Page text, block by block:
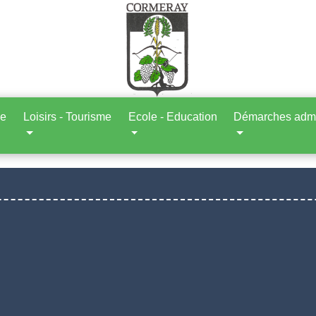
Loisirs - Tourisme Ecole - Education Démarches